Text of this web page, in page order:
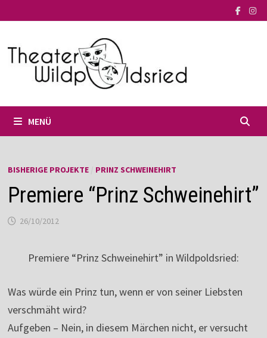
Inhalt
MENÜ
BISHERIGE PROJEKTE/ PRINZ SCHWEINEHIRT
Premiere “Prinz Schweinehirt”
26/10/2012
Premiere “Prinz Schweinehirt” in Wildpoldsried:
Was würde ein Prinz tun, wenn er von seiner Liebsten
verschmäht wird?
Aufgeben – Nein, in diesem Märchen nicht, er versucht